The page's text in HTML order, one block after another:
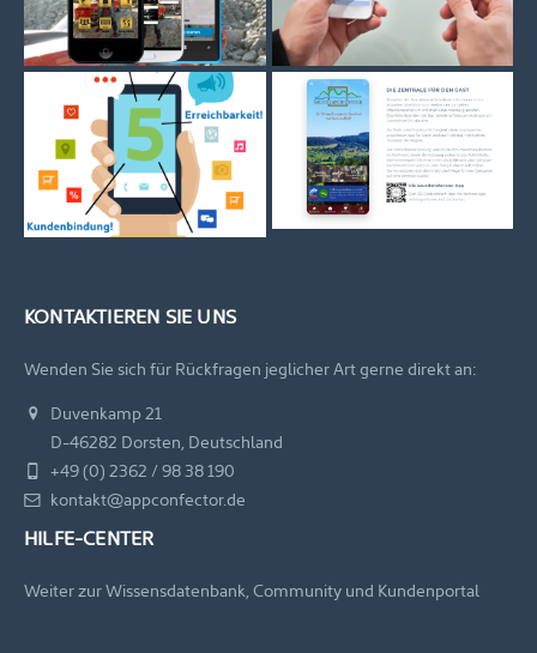
KONTAKTIEREN SIE UNS
Wenden Sie sich für Rückfragen jeglicher Art gerne direkt an:
Duvenkamp 21
D-46282 Dorsten, Deutschland
+49 (0) 2362 / 98 38 190
kontakt@appconfector.de
HILFE-CENTER
Weiter zur Wissensdatenbank, Community und Kundenportal